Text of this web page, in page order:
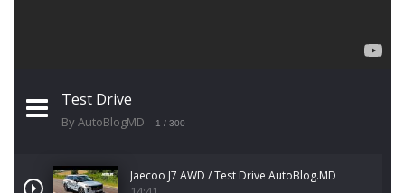
Test Drive
By AutoBlogMD 1 / 300
Jaecoo J7 AWD / Test Drive AutoBlog.MD